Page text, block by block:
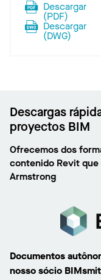
Descargar
(PDF)
Descargar
(DWG)
Descargas
proyectos BIM
Ofrecemos dos
contenido Revit
Armstrong
Documentos
nosso sócio